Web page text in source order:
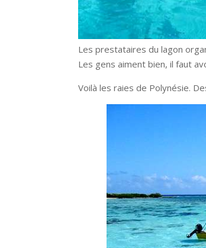
Les prestataires du lagon
Les gens aiment bien, il faut
Voilà les raies de Polynésie.